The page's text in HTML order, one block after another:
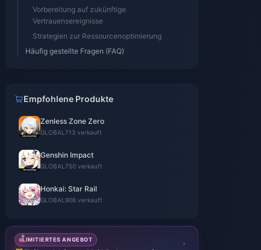
Vorbereitung auf zukünftige
Vertrauensereignisse
Strategien zur Ressourcenoptimierung
Häufig gestellte Fragen (FAQ)
Empfohlene Produkte
Zenless Zone Zero
GLOBAL 713 verkauft
Genshin Impact
GLOBAL 750 verkauft
Honkai: Star Rail
GLOBAL 906 verkauft
LIMITIERTES ANGEBOT